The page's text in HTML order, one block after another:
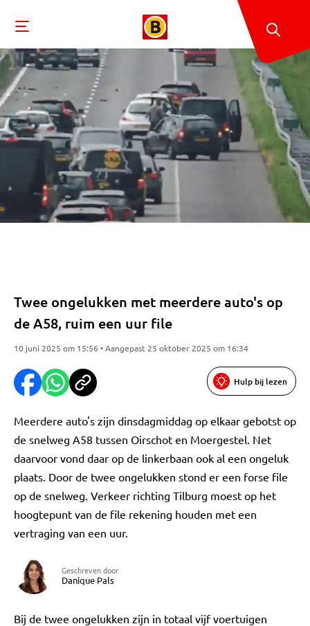
Twee ongelukken met meerdere auto's op
de A58, ruim een uur file
10 juni 2025 om 15:56 • Aangepast 25 oktober 2025 om 16:34
Hulp bij lezen
Meerdere auto's zijn dinsdagmiddag op elkaar gebotst op
de snelweg A58 tussen Oirschot en Moergestel. Net
daarvoor vond daar op de linkerbaan ook al een ongeluk
plaats. Door de twee ongelukken stond er een forse file
op de snelweg. Verkeer richting Tilburg moest op het
hoogtepunt van de file rekening houden met een
vertraging van een uur.
Geschreven door
Danique Pals
Bij de twee ongelukken zijn in totaal vijf voertuigen